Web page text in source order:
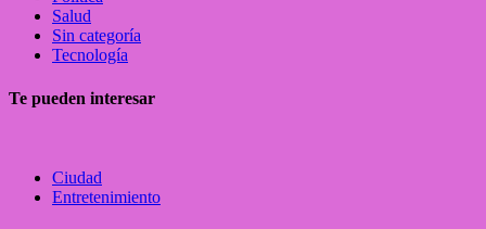
Salud
Sin categoría
Tecnología
Te pueden interesar
Ciudad
Entretenimiento